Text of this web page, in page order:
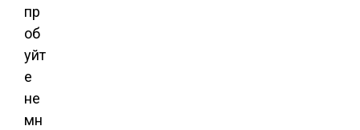
пр
об
уйт
е
не
мн